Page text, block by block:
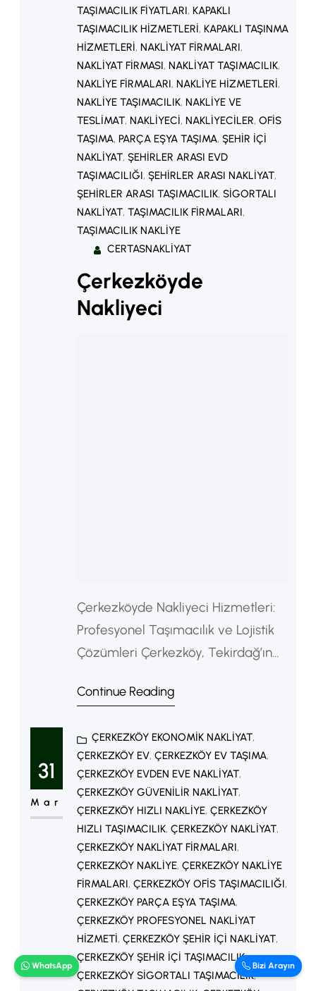
TAŞIMACILIK FIYATLARI, KAPAKLI
TAŞIMACILIK HIZMETLERI, KAPAKLI TAŞINMA
HIZMETLERI, NAKLIYAT FIRMALARI
NAKLIYAT FIRMASI, NAKLIYAT TAŞIMACILIK
NAKLIYE FIRMALARI, NAKLIYE HIZMETLERI
NAKLIYE TAŞIMACILIK, NAKLIYE VE
TESLIMAT, NAKLIYECI, NAKLIYECILER, OFIS
TAŞIMA, PARÇA EŞYA TAŞIMA, ŞEHIR IÇI
NAKLIYAT, ŞEHIRLER ARASI EVD
TAŞIMACILIĞI, ŞEHIRLER ARASI NAKLIYAT
ŞEHIRLER ARASI TAŞIMACILIK, SIGORTALI
NAKLIYAT, TAŞIMACILIK FIRMALARI
TAŞIMACILIK NAKLIYE
CERTASNAKLIYAT
Çerkezköyde
Nakliyeci
Çerkezköyde Nakliyeci Hizmetleri:
Profesyonel Taşımacılık ve Lojistik
Çözümleri Çerkezköy, Tekirdağ’ın
ilçelerinden biri olarak, nakliye ve
oldukça yüksek olduğu bir bölgedir.
Bu durum, hem bireysel taşımacılık
hem de kurumsal lojistik açısından
güvenilir ve hızlı çözümler sunan
nakliye firmalarının önemini
artırmaktadır. Çerkezköyde
Nakliyeci Çerkezköy Nakliye
Hizmetlerinin Önemi Nakliye
sektörü,…
Continue Reading
31
Mar
ÇERKEZKÖY EKONOMIK NAKLIYAT
ÇERKEZKÖY EV, ÇERKEZKÖY EV TAŞIMA
ÇERKEZKÖY EVDEN EVE NAKLIYAT
ÇERKEZKÖY GÜVENILIR NAKLIYAT
ÇERKEZKÖY HIZLI NAKLIYE, ÇERKEZKÖY
HIZLI TAŞIMACILIK, ÇERKEZKÖY NAKLIYAT
ÇERKEZKÖY NAKLIYAT FIRMALARI
ÇERKEZKÖY NAKLIYE, ÇERKEZKÖY NAKLIYE
FIRMALARI, ÇERKEZKÖY OFIS TAŞIMACILIĞI
ÇERKEZKÖY PARÇA EŞYA TAŞIMA
ÇERKEZKÖY PROFESYONEL NAKLIYAT
HIZMETI, ÇERKEZKÖY ŞEHIR IÇI NAKLIYAT
ÇERKEZKÖY ŞEHIR IÇI TAŞIMACILIK,
ÇERKEZKÖY SIGORTALI TAŞIMACILIK,
Bizi Arayın
WhatsApp